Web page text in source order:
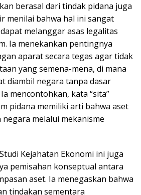
berasal dari tindak pidana juga
menilai bahwa hal ini sangat
melanggar asas legalitas
Ia menekankan pentingnya
aparat secara tegas agar tidak
yang semena-mena, di mana
diambil negara tanpa dasar
mencontohkan, kata “sita”
pidana memiliki arti bahwa aset
melalui mekanisme
Kejahatan Ekonomi ini juga
pemisahan konseptual antara
aset. Ia menegaskan bahwa
tindakan sementara